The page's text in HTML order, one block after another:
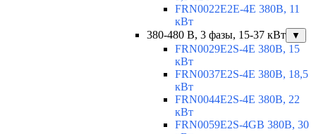
FRN0022E2E-4E 380В, 11
кВт
380-480 В, 3 фазы, 15-37 кВт
▼
FRN0029E2S-4E 380В, 15
кВт
FRN0037E2S-4E 380В, 18,5
кВт
FRN0044E2S-4E 380В, 22
кВт
FRN0059E2S-4GB 380В, 30